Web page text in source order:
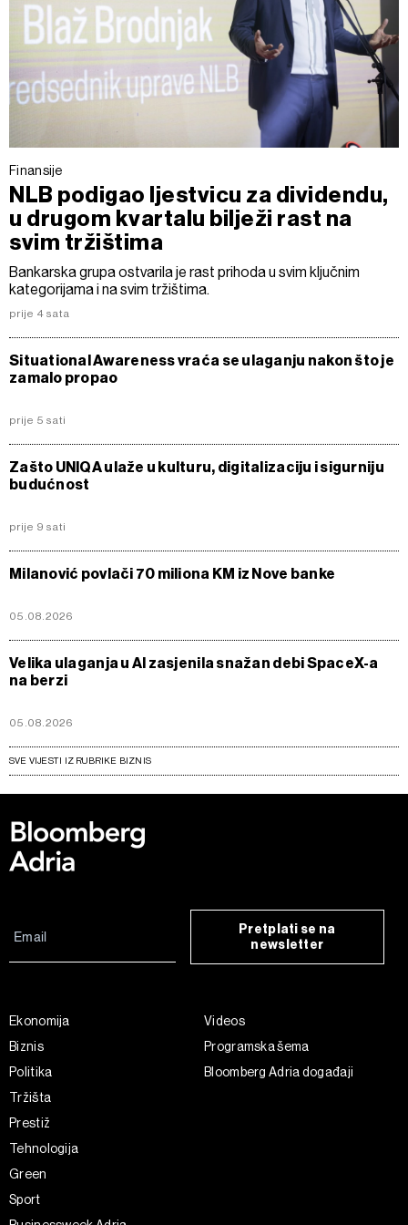
Finansije
NLB podigao ljestvicu za dividendu,
u drugom kvartalu bilježi rast na
svim tržištima
Bankarska grupa ostvarila je rast prihoda u svim ključnim
kategorijama i na svim tržištima.
prije 4 sata
Situational Awareness vraća se ulaganju nakon što je
zamalo propao
prije 5 sati
Zašto UNIQA ulaže u kulturu, digitalizaciju i sigurniju
budućnost
prije 9 sati
Milanović povlači 70 miliona KM iz Nove banke
05.08.2026
Velika ulaganja u AI zasjenila snažan debi SpaceX-a
na berzi
05.08.2026
SVE VIJESTI IZ RUBRIKE BIZNIS
Pretplati se na
newsletter
Ekonomija
Biznis
Politika
Tržišta
Prestiž
Tehnologija
Green
Sport
Videos
Programska šema
Bloomberg Adria događaji